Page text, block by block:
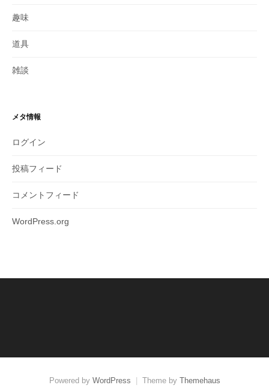
趣味
道具
雑談
メタ情報
ログイン
投稿フィード
コメントフィード
WordPress.org
Powered by WordPress | Theme by Themehaus